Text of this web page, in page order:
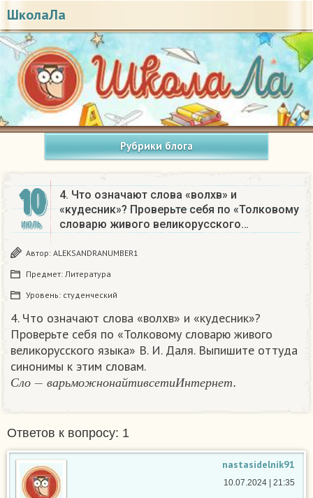
ШколаЛа
Рубрики блога
10
ИЮЛЬ
4. Что означают слова «волхв» и
«кудесник»? Проверьте себя по «Толковому
словарю живого великорусского…
Автор: ALEKSANDRANUMBER1
Предмет: Литература
Уровень: студенческий
4. Что означают слова «волхв» и «кудесник»?
Проверьте себя по «Толковому словарю живого
великорусского языка» В. И. Даля. Выпишите оттуда
синонимы к этим словам.
Сл о в а р ьмо ж н о н а й т и в с е т и И н т е р н е т
Сло−варьмо жнон айтивсе нте
Ответов к вопросу: 1
nastasidelnik91
10.07.2024 | 21:35